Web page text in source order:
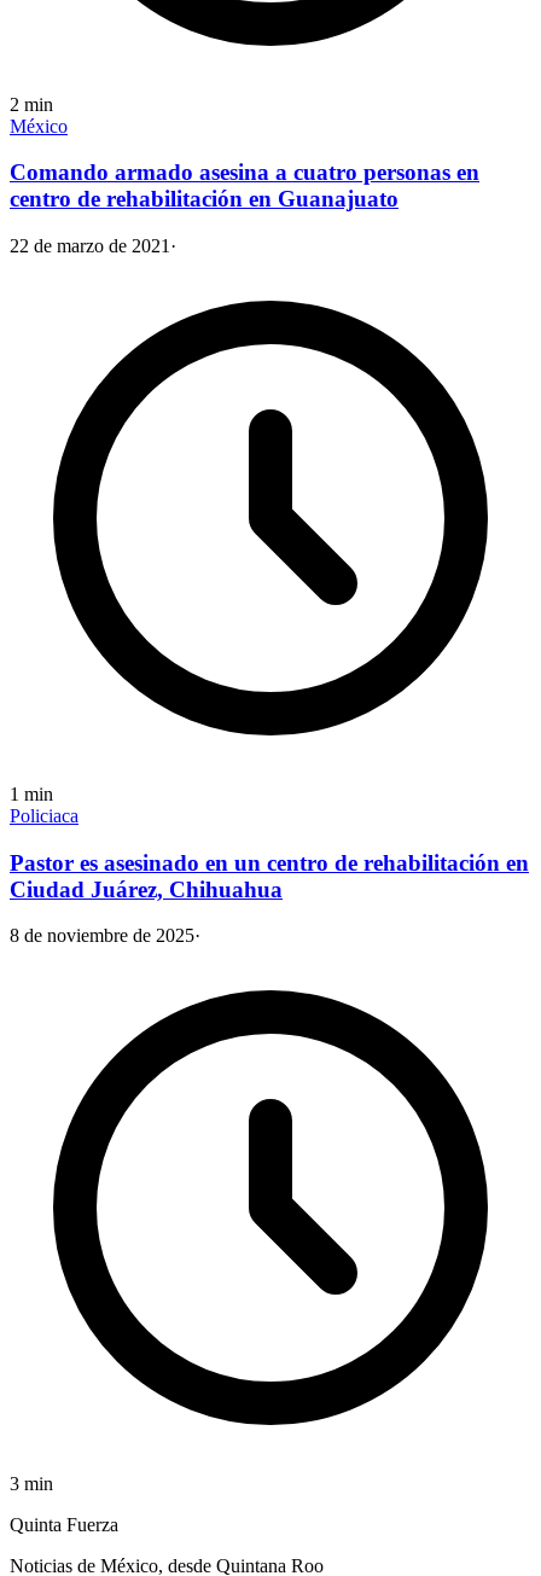
2 min
México
Comando armado asesina a cuatro personas en
centro de rehabilitación en Guanajuato
22 de marzo de 2021 ·
1 min
Policiaca
Pastor es asesinado en un centro de rehabilitación en
Ciudad Juárez, Chihuahua
8 de noviembre de 2025·
3 min
Quinta Fuerza
Noticias de México, desde Quintana Roo